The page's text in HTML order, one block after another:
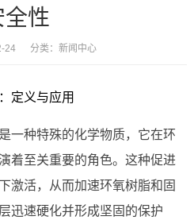
全性
24 分类： 新闻中心
定义与应用
一种特殊的化学物质，它在环
着至关重要的角色。这种促进
激活，从而加速环氧树脂和固
迅速硬化并形成坚固的保护